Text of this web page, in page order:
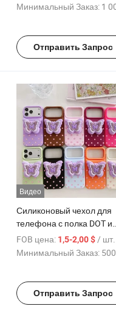
для телефона с губами с
продажа с завода
Минимальный Заказ: 1 000
Отправить Запрос
Видео
Силиконовый чехол для
телефона с полка DOT и
бантом для iPhone 17 PRO
Max, 3D дизайн с
логотип, оптовая
завода
FOB цена: 1,5-2,00 $/ шт.
Минимальный Заказ: 500
Отправить Запрос